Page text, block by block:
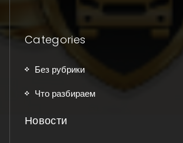
Categories
Без рубрики
Что разбираем
Новости